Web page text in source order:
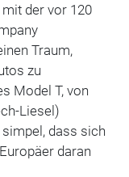
der vor 120
Traum,
zu
Model T, von
Liesel)
dass sich
daran